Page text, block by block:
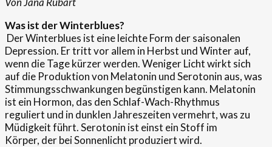
Was ist der Winterblues?
Der Winterblues ist eine leichte Form der saisonalen
Depression. Er tritt vor allem in Herbst und Winter auf,
wenn die Tage kürzer werden. Weniger Licht wirkt sich
auf die Produktion von Melatonin und Serotonin aus, was
Stimmungsschwankungen begünstigen kann. Melatonin
ist ein Hormon, das den Schlaf-Wach-Rhythmus
reguliert und in dunklen Jahreszeiten vermehrt, was zu
Müdigkeit führt. Serotonin ist einst ein Stoff im
Körper, der bei Sonnenlicht produziert wird.